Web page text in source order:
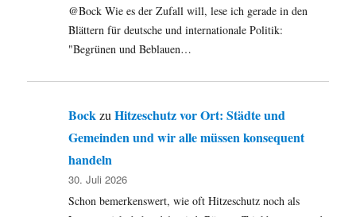
@Bock Wie es der Zufall will, lese ich gerade in den
Blättern für deutsche und internationale Politik:
"Begrünen und Beblauen…
Bock zuHitzeschutz vor Ort: Städte und
Gemeinden und wir alle müssen konsequent
handeln
30. Juli 2026
Schon bemerkenswert, wie oft Hitzeschutz noch als